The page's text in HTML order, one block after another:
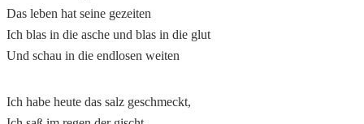
Das leben hat seine gezeiten
Ich blas in die asche und blas in die glut
Und schau in die endlosen weiten
Ich habe heute das salz geschmeckt,